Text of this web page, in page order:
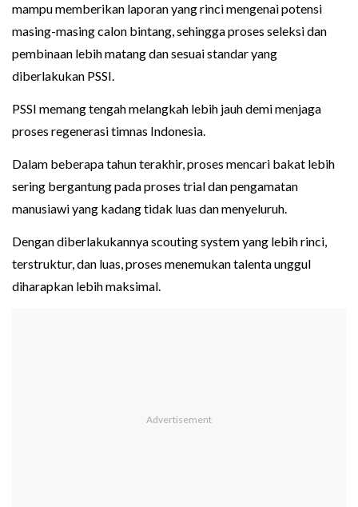
mampu memberikan laporan yang rinci mengenai potensi
masing-masing calon bintang, sehingga proses seleksi dan
pembinaan lebih matang dan sesuai standar yang
diberlakukan PSSI.
PSSI memang tengah melangkah lebih jauh demi menjaga
proses regenerasi timnas Indonesia.
Dalam beberapa tahun terakhir, proses mencari bakat lebih
sering bergantung pada proses trial dan pengamatan
manusiawi yang kadang tidak luas dan menyeluruh.
Dengan diberlakukannya scouting system yang lebih rinci,
terstruktur, dan luas, proses menemukan talenta unggul
diharapkan lebih maksimal.